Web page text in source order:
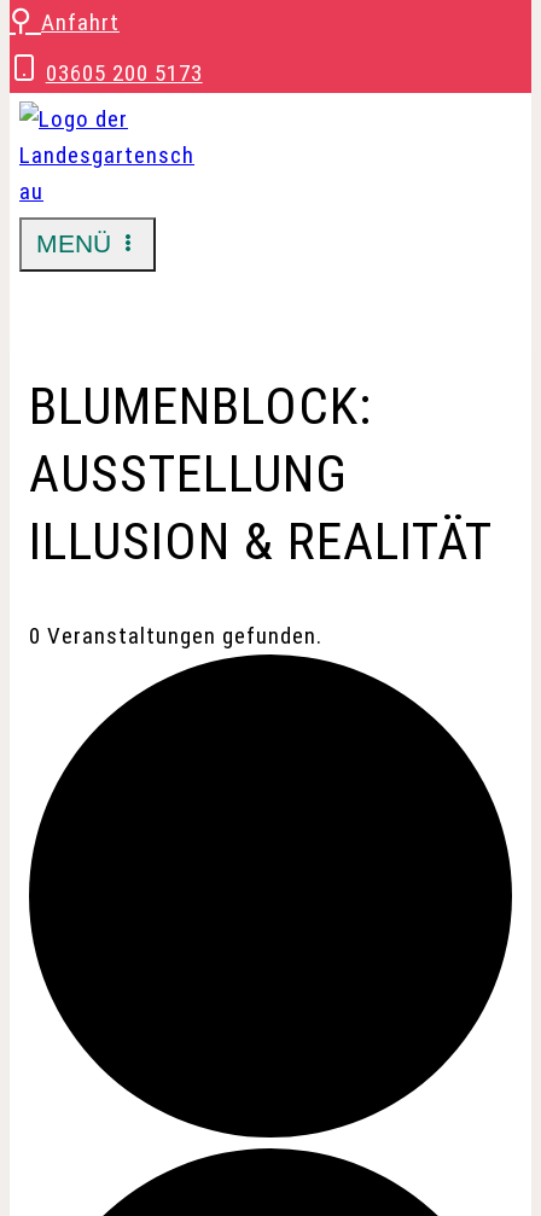
Zum
Inhalt
springen
⚲ Anfahrt
03605 200 5173
MENÜ
BLUMENBLOCK:
AUSSTELLUNG
ILLUSION & REALITÄT
0 Veranstaltungen gefunden.